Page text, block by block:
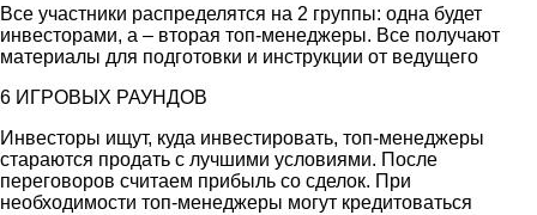
Все участники распределятся на 2 группы: одна будет
инвесторами, а – вторая топ-менеджеры. Все получают
материалы для подготовки и инструкции от ведущего
6 ИГРОВЫХ РАУНДОВ
Инвесторы ищут, куда инвестировать, топ-менеджеры
стараются продать с лучшими условиями. После
переговоров считаем прибыль со сделок. При
необходимости топ-менеджеры могут кредитоваться